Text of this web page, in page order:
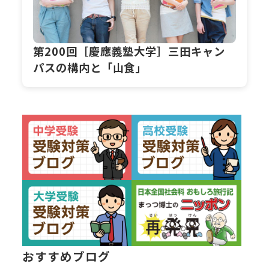
第200回［慶應義塾大学］三田キャン
パスの構内と「山食」
おすすめブログ